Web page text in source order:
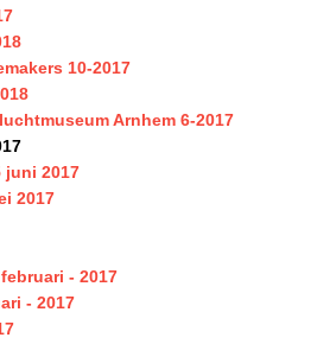
10-2017
Arnhem 6-2017
juni 2017
2017
- 2017
- 2017